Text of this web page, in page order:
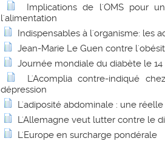
Implications de l'OMS pour
l'alimentation
Indispensables à l'organisme: les
Jean-Marie Le Guen contre
Journée mondiale du diabète le
L'Acomplia contre-indiqué
dépression
L'adiposité abdominale : une
L'Allemagne veut lutter contre le
L'Europe en surcharge pondérale